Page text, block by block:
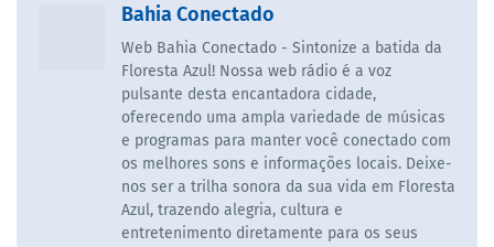
Bahia Conectado
Web Bahia Conectado - Sintonize a batida da
Floresta Azul! Nossa web rádio é a voz
pulsante desta encantadora cidade,
oferecendo uma ampla variedade de músicas
e programas para manter você conectado com
os melhores sons e informações locais. Deixe-
nos ser a trilha sonora da sua vida em Floresta
Azul, trazendo alegria, cultura e
entretenimento diretamente para os seus